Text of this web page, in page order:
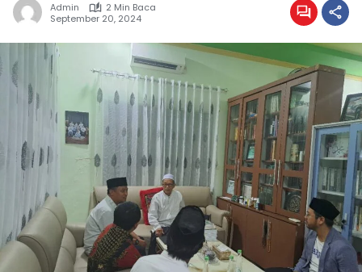
Admin
2 Min Baca
September 20, 2024